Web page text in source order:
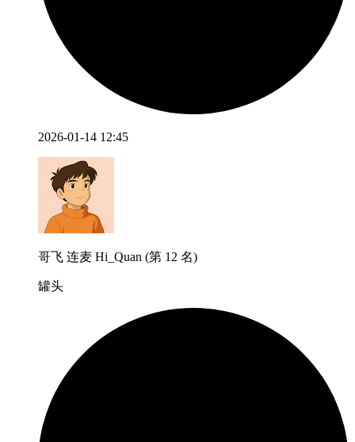
2026-01-14 12:45
哥飞 连麦 Hi_Quan (第 12 名)
罐头